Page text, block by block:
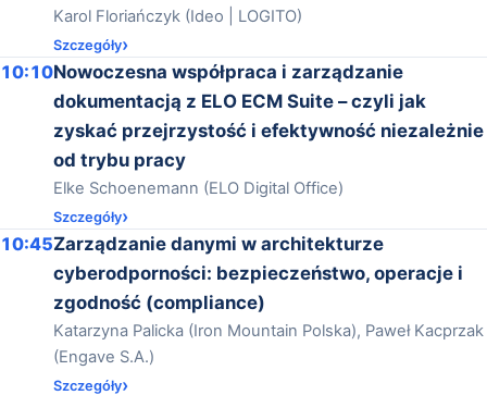
Karol Floriańczyk (Ideo | LOGITO)
Szczegóły
10:10Nowoczesna współpraca i zarządzanie
dokumentacją z ELO ECM Suite – czyli jak
zyskać przejrzystość i efektywność niezależnie
od trybu pracy
Elke Schoenemann (ELO Digital Office)
Szczegóły
10:45Zarządzanie danymi w architekturze
cyberodporności: bezpieczeństwo, operacje i
zgodność (compliance)
Katarzyna Palicka (Iron Mountain Polska), Paweł Kacprzak
(Engave S.A.)
Szczegóły